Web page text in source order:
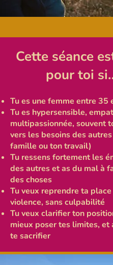
Cette séance
pour toi
Tu es une femme entre 35
Tu es hypersensible,
multipassionnée, souvent
vers les besoins des
famille ou ton travail)
Tu ressens fortement les
des autres et as du mal à
des choses
Tu veux reprendre ta place
violence, sans culpabilité
Tu veux clarifier ton
mieux poser tes limites, et
te sacrifier